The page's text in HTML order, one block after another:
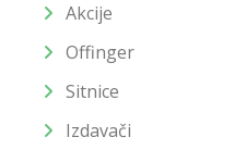
Akcije
Offinger
Sitnice
Izdavači